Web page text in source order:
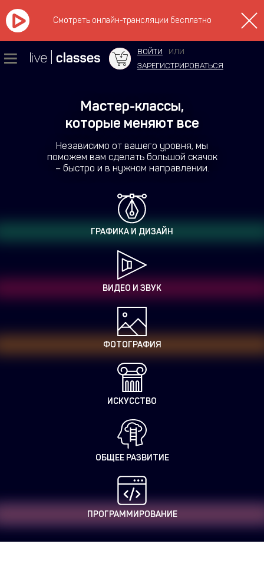
Смотреть онлайн-трансляции бесплатно
ВОЙТИ
ИЛИ
ЗАРЕГИСТРИРОВАТЬСЯ
Мастер-классы,
которые меняют все
Независимо от вашего уровня, мы
поможем вам сделать большой скачок
– быстро и в нужном направлении.
ГРАФИКА И ДИЗАЙН
ВИДЕО И ЗВУК
ФОТОГРАФИЯ
ИСКУССТВО
ОБЩЕЕ РАЗВИТИЕ
ПРОГРАММИРОВАНИЕ